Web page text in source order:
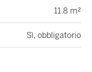
11.8 m²
Sì, obbligatorio